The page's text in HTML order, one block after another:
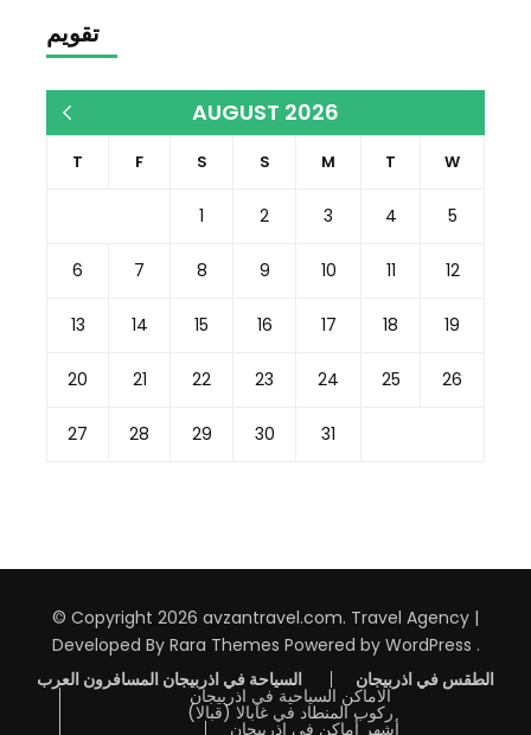
تقويم
AUGUST 2026
T F S S M T W
1 2 3 4 5
6 7 8 9 10 11 12
13 14 15 16 17 18 19
20 21 22 23 24 25 26
27 28 29 30 31
© Copyright 2026 avzantravel.com. Travel Agency |
Developed By Rara Themes Powered by WordPress .
السياحة في اذربيجان المسافرون العرب
الطقس في اذربيجان
الاماكن السياحية في اذربيجان
ركوب المنطاد في غابالا (قبالا)
أشهر أماكن في اذربيجان